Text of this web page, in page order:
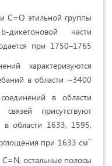
С=О этильной группы
дикетоновой части
при 1750–1765
характеризуются
в области ~3400
в области
присутствуют
в области 1633, 1595,
при 1633 см–
C=N, остальные полосы